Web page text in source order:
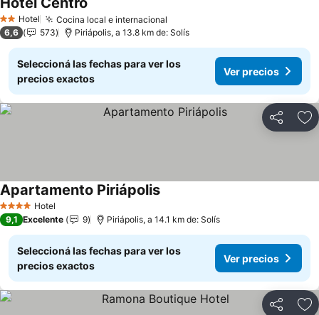
2 Estrellas
Hotel Cocina local e internacional
6,6 573 Piriápolis, a 13.8 km de: Solís
Seleccioná las fechas para ver los
precios exactos
Ver precios
Compartir
4 EstrellasHotel
Apartamento Piriápolis
9,1 Excelente 9 Piriápolis, a 14.1 km de: Solís
Seleccioná las fechas para ver los
precios exactos
Ver precios
Compartir